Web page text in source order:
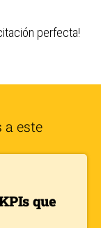
perfecta!
este
que